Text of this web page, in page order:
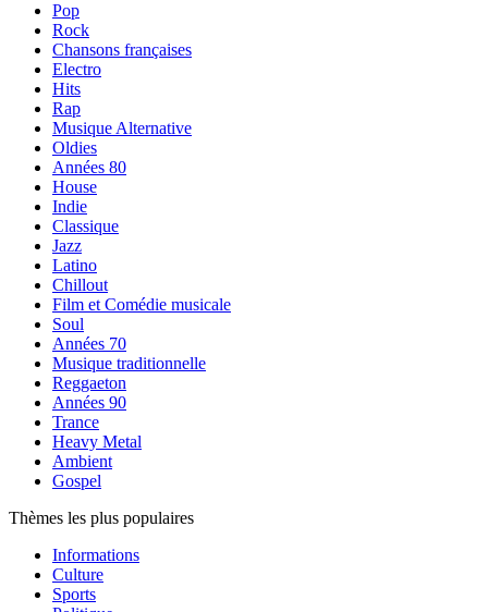
Pop
Rock
Chansons françaises
Electro
Hits
Rap
Musique Alternative
Oldies
Années 80
House
Indie
Classique
Jazz
Latino
Chillout
Film et Comédie musicale
Soul
Années 70
Musique traditionnelle
Reggaeton
Années 90
Trance
Heavy Metal
Ambient
Gospel
Thèmes les plus populaires
Informations
Culture
Sports